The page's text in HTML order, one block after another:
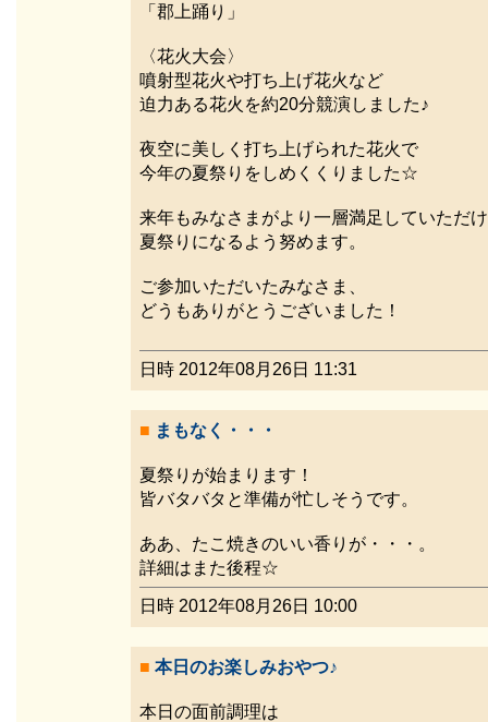
「郡上踊り」
〈花火大会〉
噴射型花火や打ち上げ花火など
迫力ある花火を約20分競演しました♪
夜空に美しく打ち上げられた花火で
今年の夏祭りをしめくくりました☆
来年もみなさまがより一層満足していただ
夏祭りになるよう努めます。
ご参加いただいたみなさま、
どうもありがとうございました！
日時 2012年08月26日 11:31
■ まもなく・・・
夏祭りが始まります！
皆バタバタと準備が忙しそうです。
ああ、たこ焼きのいい香りが・・・。
詳細はまた後程☆
日時 2012年08月26日 10:00
■ 本日のお楽しみおやつ♪
本日の面前調理は